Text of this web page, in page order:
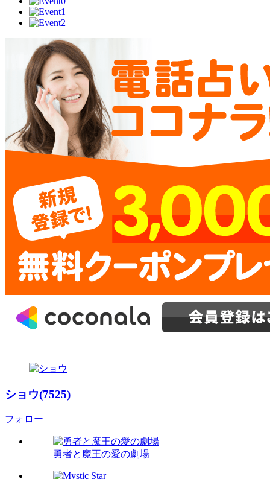
ショウ(7525)
フォロー
勇者と魔王の愛の劇場